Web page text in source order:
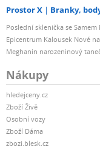
Prostor X Branky,
Poslední sklenička se
Epicentrum Kalousek Nové
Meghanin narozeninový
Nákupy
hledejceny.cz
Zboží Živě
Osobní vozy
Zboží Dáma
zbozi.blesk.cz